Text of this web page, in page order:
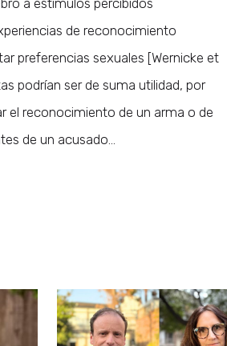
a estímulos percibidos
de reconocimiento
preferencias sexuales [Wernicke et
podrían ser de suma utilidad, por
el reconocimiento de un arma o de
de un acusado…